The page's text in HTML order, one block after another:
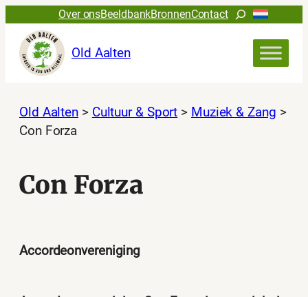
naar
inhoud
Over onsBeeldbankBronnenContactZoeken
Old Aalten
Old Aalten > Cultuur & Sport > Muziek & Zang >
Con Forza
Con Forza
Accordeonvereniging